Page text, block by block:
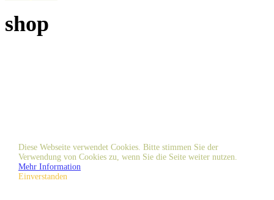
shop
Diese Webseite verwendet Cookies. Bitte stimmen Sie der
Verwendung von Cookies zu, wenn Sie die Seite weiter nutzen.
Mehr Information
Einverstanden